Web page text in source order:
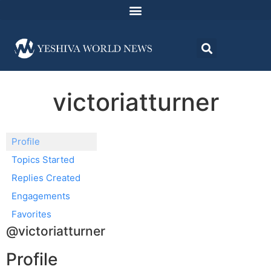
victoriatturner
Profile
Topics Started
Replies Created
Engagements
Favorites
@victoriatturner
Profile